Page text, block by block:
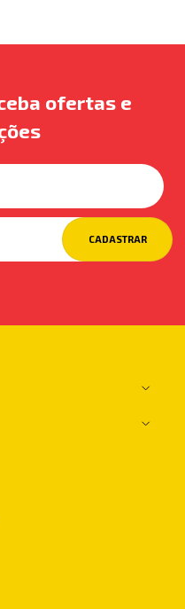
ofertas e
CADASTRAR